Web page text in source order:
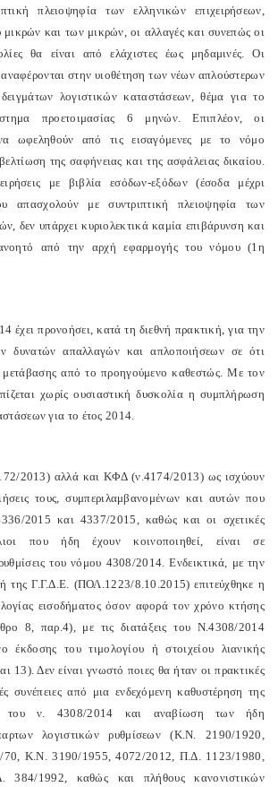
πλειοψηφία των ελληνικών επιχειρήσεων,
μικρών και των μικρών, οι αλλαγές και συνεπώς οι
θα είναι από ελάχιστες έως μηδαμινές. Οι
αναφέρονται στην υιοθέτηση των νέων απλούστερων
λογιστικών καταστάσεων, θέμα για το
προετοιμασίας 6 μηνών. Επιπλέον, οι
να ωφεληθούν από τις εισαγόμενες με το νόμο
της σαφήνειας και της ασφάλειας δικαίου.
με βιβλία εσόδων-εξόδων (έσοδα μέχρι
απασχολούν με συντριπτική πλειοψηφία των
δεν υπάρχει κυριολεκτικά καμία επιβάρυνση και
από την αρχή εφαρμογής του νόμου (1η
έχει προνοήσει, κατά τη διεθνή πρακτική, για την
δυνατών απαλλαγών και απλοποιήσεων σε ότι
από το προηγούμενο καθεστώς. Με τον
χωρίς ουσιαστική δυσκολία η συμπλήρωση
για το έτος 2014.
2013) αλλά και ΚΦΔ (ν.4174/2013) ως ισχύουν
τους, συμπεριλαμβανομένων και αυτών που
2015 και 4337/2015, καθώς και οι σχετικές
που ήδη έχουν κοινοποιηθεί, είναι σε
του νόμου 4308/2014. Ενδεικτικά, με την
της Γ.Γ.Δ.Ε. (ΠΟΛ.1223/8.10.2015) επιτεύχθηκε η
εισοδήματος όσον αφορά τον χρόνο κτήσης
8, παρ.4), με τις διατάξεις του Ν.4308/2014
του τιμολογίου ή στοιχείου λιανικής
13). Δεν είναι γνωστό ποιες θα ήταν οι πρακτικές
συνέπειες από μια ενδεχόμενη καθυστέρηση της
του ν. 4308/2014 και αναβίωση των ήδη
λογιστικών ρυθμίσεων (Κ.Ν. 2190/1920,
Κ.Ν. 3190/1955, 4072/2012, Π.Δ. 1123/1980,
1992, καθώς και πλήθους κανονιστικών